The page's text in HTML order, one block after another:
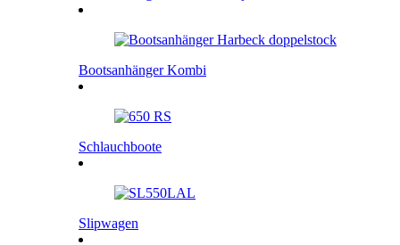
Bootsanhänger Kombi
Schlauchboote
Slipwagen